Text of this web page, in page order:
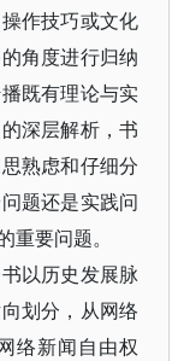
作技巧或文化
角度进行归纳
既有理论与实
深层解析，书
熟虑和仔细分
题还是实践问
要问题。
以历史发展脉
划分，从网络
络新闻自由权